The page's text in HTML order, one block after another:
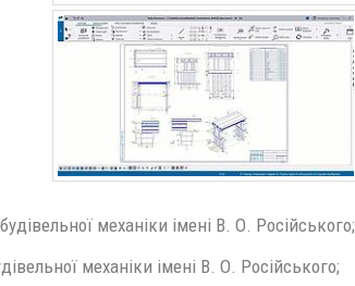
механіки імені В. О. Російського;
механіки імені В. О. Російського;